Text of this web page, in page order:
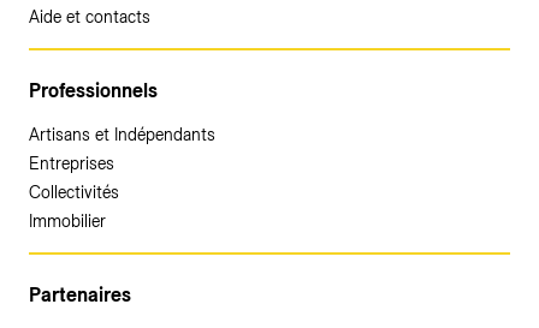
Aide et contacts
Professionnels
Artisans et Indépendants
Entreprises
Collectivités
Immobilier
Partenaires